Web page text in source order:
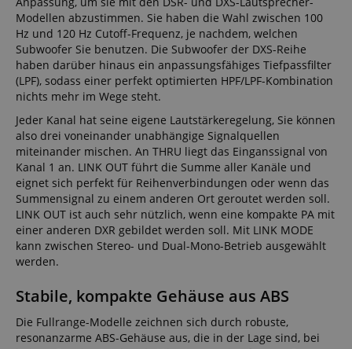
Modellen abzustimmen. Sie haben die Wahl zwischen 100
Hz und 120 Hz Cutoff-Frequenz, je nachdem, welchen
Subwoofer Sie benutzen. Die Subwoofer der DXS-Reihe
haben darüber hinaus ein anpassungsfähiges Tiefpassfilter
(LPF), sodass einer perfekt optimierten HPF/LPF-Kombination
nichts mehr im Wege steht.
Jeder Kanal hat seine eigene Lautstärkeregelung, Sie können
also drei voneinander unabhängige Signalquellen
miteinander mischen. An THRU liegt das Einganssignal von
Kanal 1 an. LINK OUT führt die Summe aller Kanäle und
eignet sich perfekt für Reihenverbindungen oder wenn das
Summensignal zu einem anderen Ort geroutet werden soll.
LINK OUT ist auch sehr nützlich, wenn eine kompakte PA mit
einer anderen DXR gebildet werden soll. Mit LINK MODE
kann zwischen Stereo- und Dual-Mono-Betrieb ausgewählt
werden.
Stabile, kompakte Gehäuse aus ABS
Die Fullrange-Modelle zeichnen sich durch robuste,
resonanzarme ABS-Gehäuse aus, die in der Lage sind, bei